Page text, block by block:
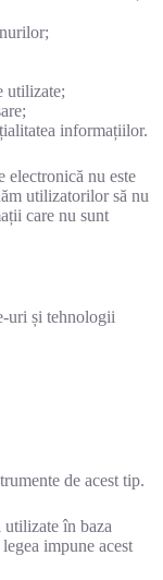
utilizate;
informațiilor.
electronică nu este
utilizatorilor să nu
care nu sunt
uri și tehnologii
de acest tip.
în baza
impune acest